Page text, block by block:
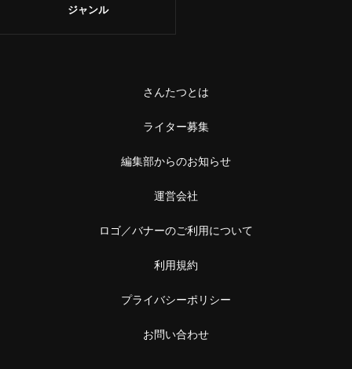
ジャンル
さんたつとは
ライター募集
編集部からのお知らせ
運営会社
ロゴ／バナーのご利用について
利用規約
プライバシーポリシー
お問い合わせ